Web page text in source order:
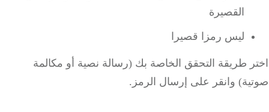
القصيرة
ليس رمزا قصيرا
طريقة التحقق الخاصة بك (رسالة نصية أو مكالمة
وانقر على إرسال الرمز.